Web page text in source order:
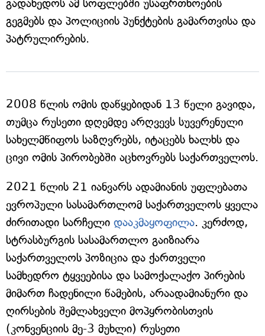
გადახედოს ამ სოფლებში უსაფრთხოების
გეგმებს და პოლიციის პუნქტების გამართვისა და
პატრულირების.
2008 წლის ომის დაწყებიდან 13 წელი გავიდა,
თუმცა რუსეთი დღემდე არღვევს სუვერენული
სახელმწიფოს საზღვრებს, იტაცებს ხალხს და
ცივი ომის პირობებში აცხოვრებს საქართველოს.
2021 წლის 21 იანვარს ადამიანის უფლებათა
ევროპული სასამართლომ საქართველოს ყველა
ძირითადი სარჩელი დააკმაყოფილა. კერძოდ,
სტრასბურგის სასამართლო გაიზიარა
საქართველოს პოზიცია და ქართველი
სამხედრო ტყვეებისა და სამოქალაქო პირების
მიმართ ჩადენილი წამების, არაადამიანური და
ღირსების შემლახველი მოპყრობისთვის
(კონვენციის მე-3 მუხლი) რუსეთი